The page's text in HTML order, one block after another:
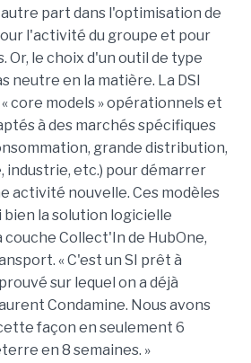
part dans l'optimisation de
l'activité du groupe et pour
Or, le choix d'un outil de type
neutre en la matière. La DSI
core models » opérationnels et
à des marchés spécifiques
grande distribution,
industrie, etc.) pour démarrer
activité nouvelle. Ces modèles
la solution logicielle
Collect'In de HubOne,
« C'est un SI prêt à
sur lequel on a déjà
Condamine. Nous avons
façon en seulement 6
en 8 semaines. »